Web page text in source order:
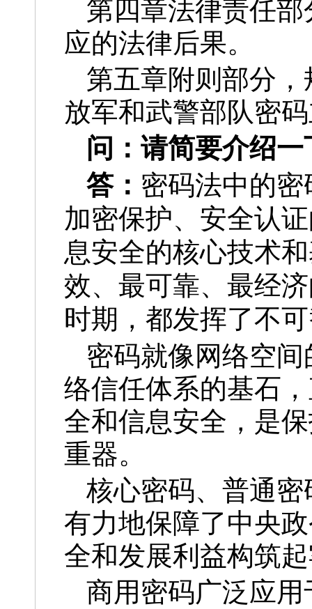
第四章法律责任
应的法律后果。
第五章附则部分
放军和武警部队密
问： 请简要介绍
答： 密码法中的
加密保护、安全认
息安全的核心技术
效、最可靠、最经
时期，都发挥了不
密码就像网络空
络信任体系的基石
全和信息安全，是
重器。
核心密码、普通
有力地保障了中央
全和发展利益构筑
商用密码广泛应